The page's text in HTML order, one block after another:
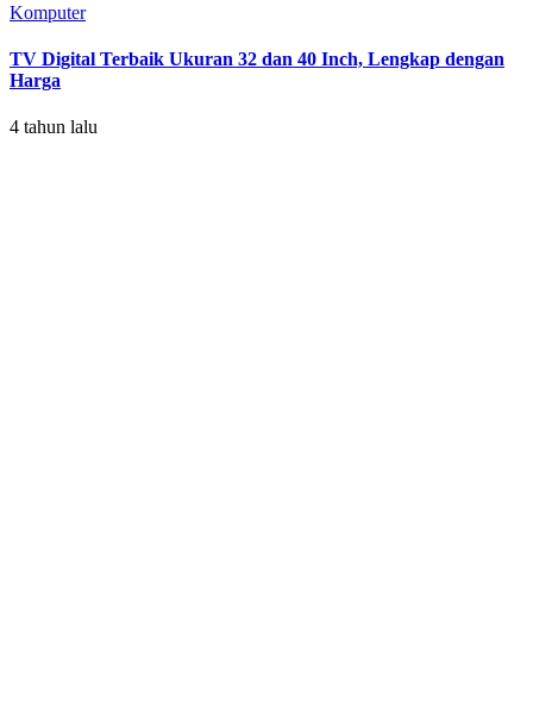
Komputer
TV Digital Terbaik Ukuran 32 dan 40 Inch, Lengkap dengan
Harga
4 tahun lalu